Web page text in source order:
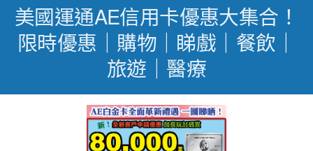
美國運通AE信用卡優惠大集合！
限時優惠｜購物｜睇戲｜餐飲｜
旅遊｜醫療